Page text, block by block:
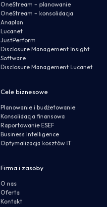
OneStream – planowanie
OneStream – konsolidacja
Anaplan
Lucanet
JustPerform
Disclosure Management Insight
Software
Disclosure Management Lucanet
Cele biznesowe
Planowanie i budżetowanie
Konsolidacja finansowa
Raportowanie ESEF
Business Intelligence
Optymalizacja kosztów IT
Firma i zasoby
O nas
Oferta
Kontakt